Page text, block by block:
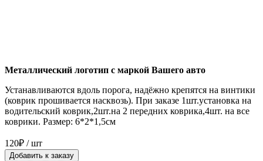
Металлический логотип с маркой Вашего авто
Устанавливаются вдоль порога, надёжно крепятся на винтики
(коврик прошивается насквозь). При заказе 1шт.установка на
водительский коврик,2шт.на 2 передних коврика,4шт. на все
коврики. Размер: 6*2*1,5см
120₽ / шт
Добавить к заказу